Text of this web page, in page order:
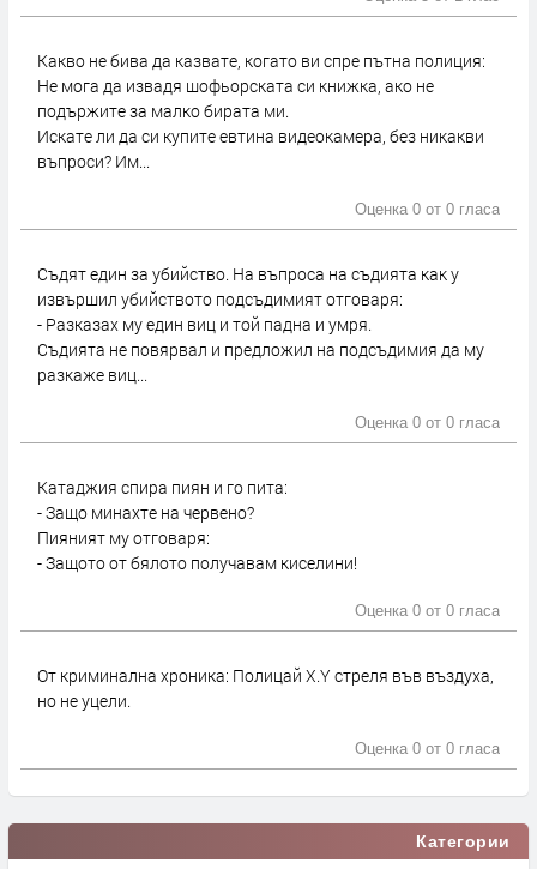
Какво не бива да казвате, когато ви спре пътна полиция:
Не мога да извадя шофьорската си книжка, ако не
подържите за малко бирата ми.
Искате ли да си купите евтина видеокамера, без никакви
въпроси? Им...
Оценка 0 от 0 гласа
Съдят един за убийство. На въпроса на съдията как у
извършил убийството подсъдимият отговаря:
- Разказах му един виц и той падна и умря.
Съдията не повярвал и предложил на подсъдимия да му
разкаже виц...
Оценка 0 от 0 гласа
Катаджия спира пиян и го пита:
- Защо минахте на червено?
Пияният му отговаря:
- Защото от бялото получавам киселини!
Оценка 0 от 0 гласа
От криминална хроника: Полицай X.Y стреля във въздуха,
но не уцели.
Оценка 0 от 0 гласа
Категории